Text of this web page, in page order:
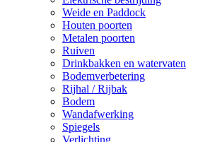
Weide en Paddock
Houten poorten
Metalen poorten
Ruiven
Drinkbakken en watervaten
Bodemverbetering
Rijhal / Rijbak
Bodem
Wandafwerking
Spiegels
Verlichting